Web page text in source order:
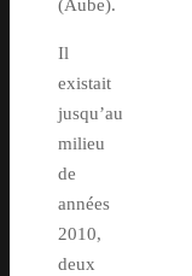
(Aube).
Il
existait
jusqu’au
milieu
de
années
2010,
deux